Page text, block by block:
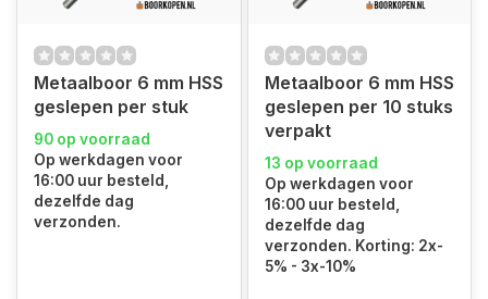
Metaalboor 6 mm HSS
geslepen per stuk
90 op voorraad
Op werkdagen voor
16:00 uur besteld,
dezelfde dag
verzonden.
Metaalboor 6 mm HSS
geslepen per 10 stuks
verpakt
13 op voorraad
Op werkdagen voor
16:00 uur besteld,
dezelfde dag
verzonden. Korting: 2x-
5% - 3x-10%